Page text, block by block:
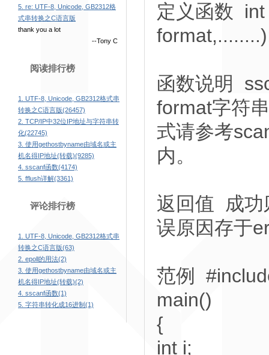
5. re: UTF-8, Unicode, GB2312格
式串转换之C语言版
thank you a lot
--Tony C
阅读排行榜
1. UTF-8, Unicode, GB2312格式串
转换之C语言版(26457)
2. TCP/IP中32位IP地址与字符串转
化(22745)
3. 使用gethostbyname由域名或主
机名得IP地址(转载)(9285)
4. sscanf函数(4174)
5. fflush详解(3361)
评论排行榜
1. UTF-8, Unicode, GB2312格式串
转换之C语言版(63)
2. epoll的用法(2)
3. 使用gethostbyname由域名或主
机名得IP地址(转载)(2)
4. sscanf函数(1)
5. 字符串转化成16进制(1)
定义函数 int
函数说明
format字符
式请参考
内。
返回值 成功
误原因存于
范例
main()
{
int i;